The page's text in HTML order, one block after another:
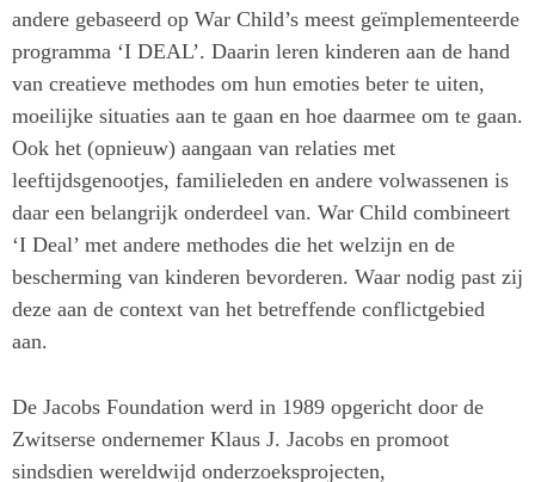
andere gebaseerd op War Child’s meest geïmplementeerde
programma ‘I DEAL’. Daarin leren kinderen aan de hand
van creatieve methodes om hun emoties beter te uiten,
moeilijke situaties aan te gaan en hoe daarmee om te gaan.
Ook het (opnieuw) aangaan van relaties met
leeftijdsgenootjes, familieleden en andere volwassenen is
daar een belangrijk onderdeel van. War Child combineert
‘I Deal’ met andere methodes die het welzijn en de
bescherming van kinderen bevorderen. Waar nodig past zij
deze aan de context van het betreffende conflictgebied
aan.
De Jacobs Foundation werd in 1989 opgericht door de
Zwitserse ondernemer Klaus J. Jacobs en promoot
sindsdien wereldwijd onderzoeksprojecten,